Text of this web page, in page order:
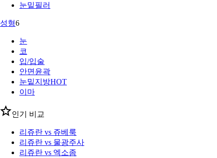
눈밑필러
성형6
눈
코
입/입술
안면윤곽
눈밑지방HOT
이마
인기 비교
리쥬란 vs 쥬베룩
리쥬란 vs 물광주사
리쥬란 vs 엑소좀